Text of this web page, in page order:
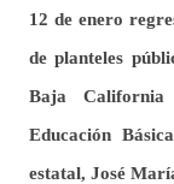
12 de enero
de planteles
Baja
Educación
estatal, José